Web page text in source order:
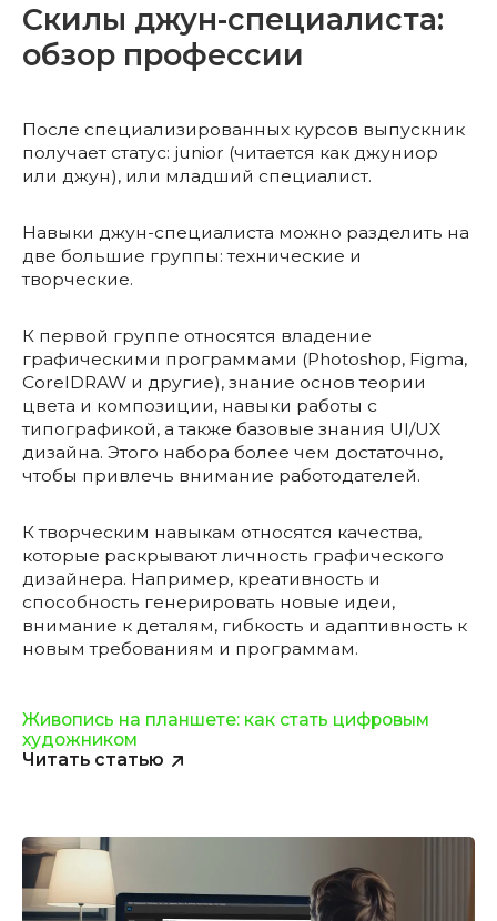
Скилы джун-специалиста:
обзор профессии
После специализированных курсов выпускник
получает статус: junior (читается как джуниор
или джун), или младший специалист.
Навыки джун-специалиста можно разделить на
две большие группы: технические и
творческие.
К первой группе относятся владение
графическими программами (Photoshop, Figma,
CorelDRAW и другие), знание основ теории
цвета и композиции, навыки работы с
типографикой, а также базовые знания UI/UX
дизайна. Этого набора более чем достаточно,
чтобы привлечь внимание работодателей.
К творческим навыкам относятся качества,
которые раскрывают личность графического
дизайнера. Например, креативность и
способность генерировать новые идеи,
внимание к деталям, гибкость и адаптивность к
новым требованиям и программам.
Живопись на планшете: как стать цифровым
художником
Читать статью